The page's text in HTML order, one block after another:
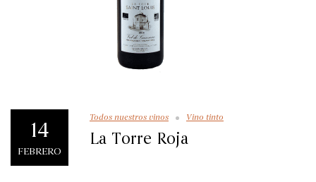
14
FEBRERO
Todos nuestros vinos Vino tinto
La Torre Roja